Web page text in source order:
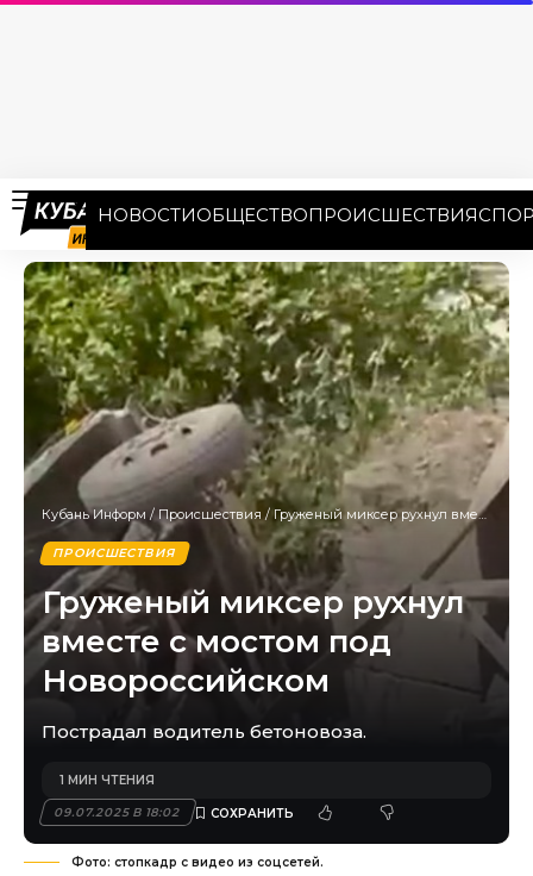
НОВОСТИОБЩЕСТВОПРОИСШЕСТВИЯ
Кубань Информ /Происшествия /Груженый миксер рухнул вместе с мостом под Новороссийском
ПРОИСШЕСТВИЯ
Груженый миксер рухнул
вместе с мостом под
Новороссийском
Пострадал водитель бетоновоза.
09.07.2025 В 18:02
1 МИН ЧТЕНИЯ
Фото: стопкадр с видео из соцсетей.